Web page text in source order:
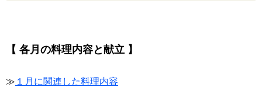
【 各月の料理内容と献立 】
≫ １月に関連した料理内容